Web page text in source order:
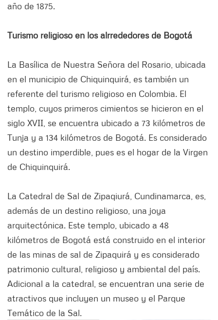
año de 1875.
Turismo religioso en los alrrededores de Bogotá
La Basílica de Nuestra Señora del Rosario, ubicada
en el municipio de Chiquinquirá, es también un
referente del turismo religioso en Colombia. El
templo, cuyos primeros cimientos se hicieron en el
siglo XVII, se encuentra ubicado a 73 kilómetros de
Tunja y a 134 kilómetros de Bogotá. Es considerado
un destino imperdible, pues es el hogar de la Virgen
de Chiquinquirá.
La Catedral de Sal de Zipaqiurá, Cundinamarca, es,
además de un destino religioso, una joya
arquitectónica. Este templo, ubicado a 48
kilómetros de Bogotá está construido en el interior
de las minas de sal de Zipaquirá y es considerado
patrimonio cultural, religioso y ambiental del país.
Adicional a la catedral, se encuentran una serie de
atractivos que incluyen un museo y el Parque
Temático de la Sal.